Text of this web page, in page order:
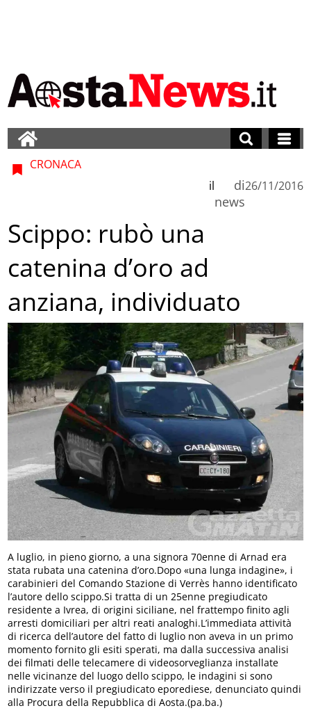
CRONACA
di
news
il 26/11/2016
Scippo: rubò una
catenina d’oro ad
anziana, individuato
A luglio, in pieno giorno, a una signora 70enne di Arnad era
stata rubata una catenina d’oro.Dopo «una lunga indagine», i
carabinieri del Comando Stazione di Verrès hanno identificato
l’autore dello scippo.Si tratta di un 25enne pregiudicato
residente a Ivrea, di origini siciliane, nel frattempo finito agli
arresti domiciliari per altri reati analoghi.L’immediata attività
di ricerca dell’autore del fatto di luglio non aveva in un primo
momento fornito gli esiti sperati, ma dalla successiva analisi
dei filmati delle telecamere di videosorveglianza installate
nelle vicinanze del luogo dello scippo, le indagini si sono
indirizzate verso il pregiudicato eporediese, denunciato quindi
alla Procura della Repubblica di Aosta.(pa.ba.)